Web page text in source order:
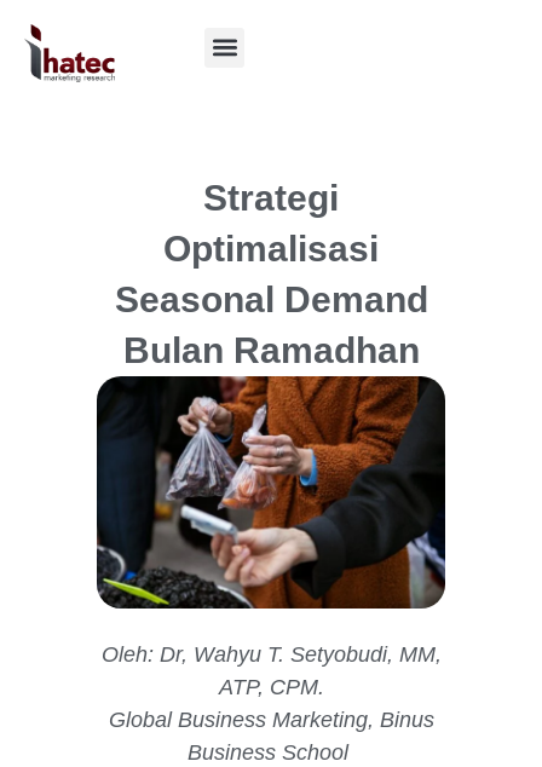
Strategi
Optimalisasi
Seasonal Demand
Bulan Ramadhan
Oleh: Dr, Wahyu T. Setyobudi, MM,
ATP, CPM.
Global Business Marketing, Binus
Business School